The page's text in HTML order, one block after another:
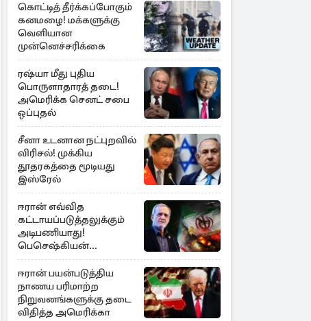
கொட்டித் தீர்க்கப்போகும்
கனமழை! மக்களுக்கு
வெளியான
முன்னெச்சரிக்கை
ரஷ்யா மீது புதிய
பொருளாதாரத் தடை!
அமெரிக்க செனட் சபை
ஒப்புதல்
சீனா உடனான நட்புறவில்
விரிசல்! முக்கிய
தூதரகத்தை மூடியது
இஸ்ரேல்
ஈரான் எவ்வித
கட்டாயப்படுத்தலுக்கும்
அடிபணியாது!
பெசெஷ்கியன்
அறிவிப்பு
ஈரான் பயன்படுத்திய
நாணய பரிமாற்ற
நிறுவனங்களுக்கு தடை
விதித்த அமெரிக்கா